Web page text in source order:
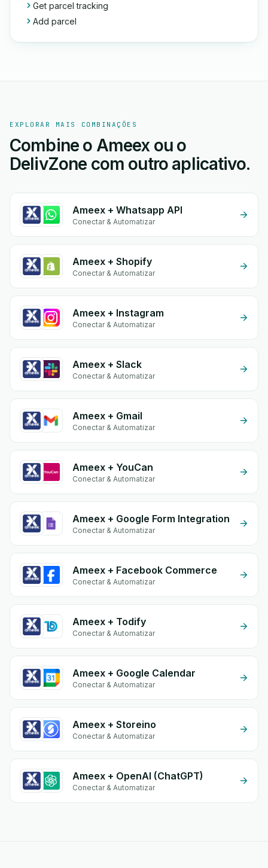
Get parcel tracking
Add parcel
EXPLORAR MAIS COMBINAÇÕES
Combine o Ameex ou o
DelivZone com outro aplicativo.
Ameex + Whatsapp API
Conectar & Automatizar
Ameex + Shopify
Conectar & Automatizar
Ameex + Instagram
Conectar & Automatizar
Ameex + Slack
Conectar & Automatizar
Ameex + Gmail
Conectar & Automatizar
Ameex + YouCan
Conectar & Automatizar
Ameex + Google Form Integration
Conectar & Automatizar
Ameex + Facebook Commerce
Conectar & Automatizar
Ameex + Todify
Conectar & Automatizar
Ameex + Google Calendar
Conectar & Automatizar
Ameex + Storeino
Conectar & Automatizar
Ameex + OpenAI (ChatGPT)
Conectar & Automatizar